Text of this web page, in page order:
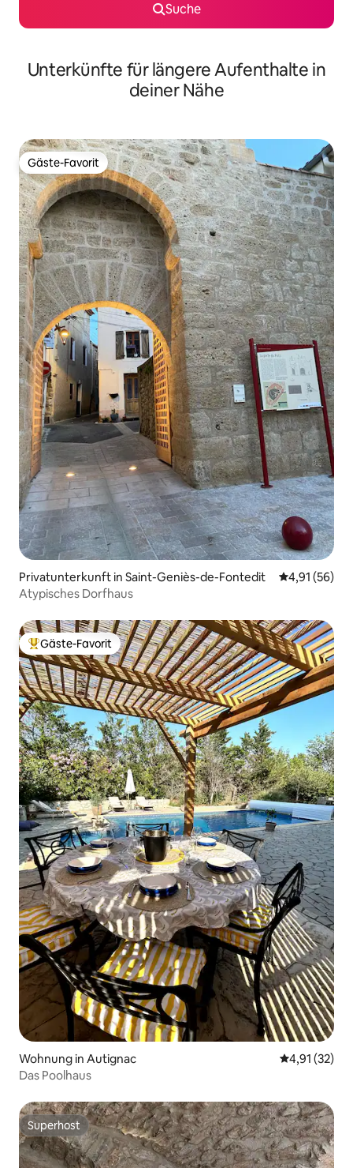
Suche
Unterkünfte für längere Aufenthalte in
deiner Nähe
Gäste-Favorit
Gäste-Favorit
Privatunterkunft in Saint-Geniès-de-Fontedit
4,91 (56)
Atypisches Dorfhaus
Beliebter Gäste-Favorit.
Gäste-Favorit
Wohnung in Autignac
4,91 (32)
Das Poolhaus
Superhost
Superhost